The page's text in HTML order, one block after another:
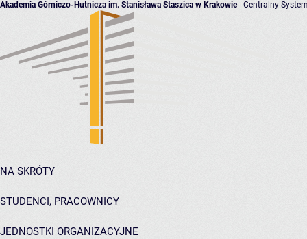
Akademia Górniczo-Hutnicza im. Stanisława Staszica w Krakowie- Centralny
NA SKRÓTY
STUDENCI, PRACOWNICY
JEDNOSTKI ORGANIZACYJNE